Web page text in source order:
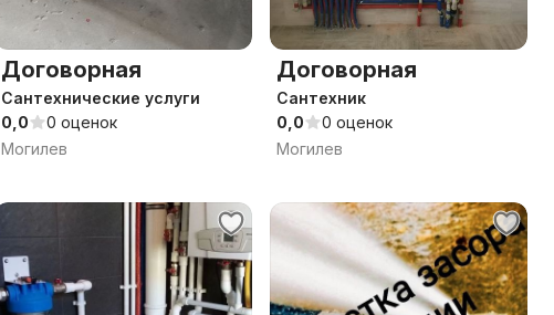
Договорная
Сантехнические услуги
0,0
0 оценок
Могилев
Договорная
Сантехник
0,0
0 оценок
Могилев